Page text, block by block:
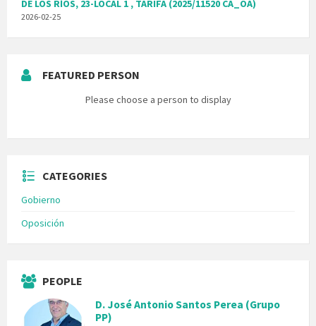
DE LOS RÍOS, 23-LOCAL 1 , TARIFA (2025/11520 CA_OA)
2026-02-25
FEATURED PERSON
Please choose a person to display
CATEGORIES
Gobierno
Oposición
PEOPLE
D. José Antonio Santos Perea (Grupo
PP)